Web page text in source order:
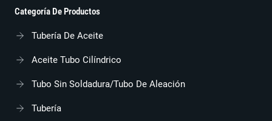
Categoría De Productos
Tubería De Aceite
Aceite Tubo Cilíndrico
Tubo Sin Soldadura/tubo De Aleación
Tubería